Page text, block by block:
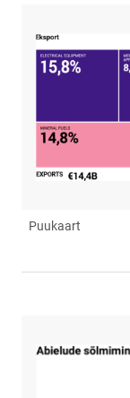
Puukaart